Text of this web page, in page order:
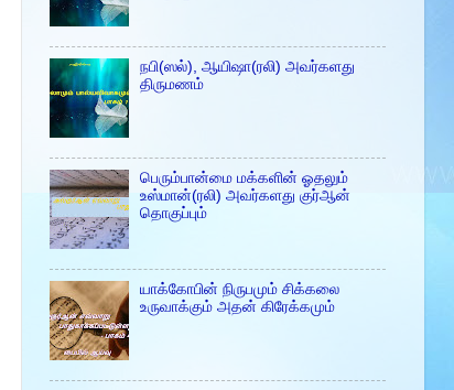
நபி(ஸல்), ஆயிஷா(ரலி) அவர்களது
திருமணம்
பெரும்பான்மை மக்களின் ஓதலும்
உஸ்மான்(ரலி) அவர்களது குர்ஆன்
தொகுப்பும்
யாக்கோபின் நிருபமும் சிக்கலை
உருவாக்கும் அதன் கிரேக்கமும்